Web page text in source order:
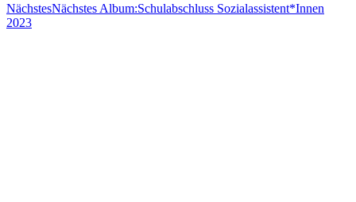
NächstesNächstes Album:Schulabschluss Sozialassistent*Innen
2023